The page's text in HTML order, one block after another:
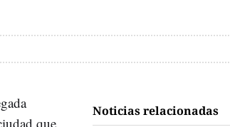
Noticias relacionadas
que